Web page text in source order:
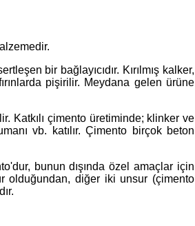
bir bağlayıcıdır. Kırılmış kalker,
pişirilir. Meydana gelen ürüne
Katkılı çimento üretiminde; klinker ve
vb. katılır. Çimento birçok beton
bunun dışında özel amaçlar için
olduğundan, diğer iki unsur (çimento